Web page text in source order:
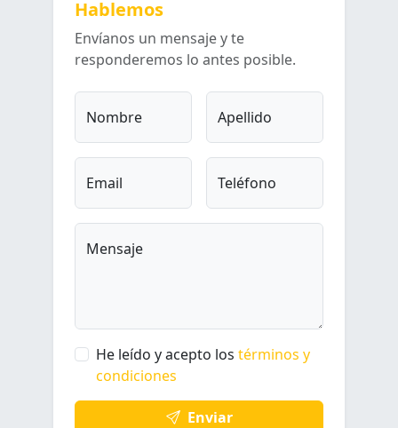
Hablemos
Envíanos un mensaje y te
responderemos lo antes posible.
Nombre Apellido
Email Teléfono
Mensaje
He leído y acepto los términos y
condiciones
Enviar